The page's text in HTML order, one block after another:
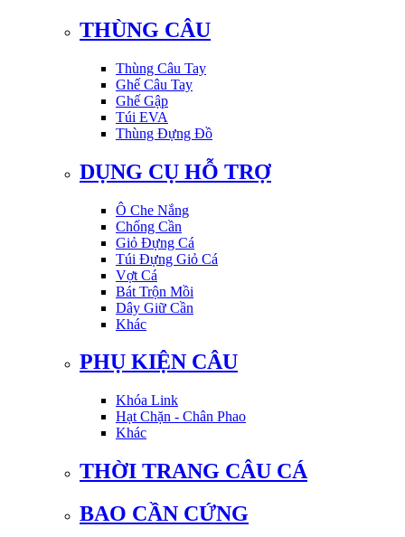
THÙNG CÂU
Thùng Câu Tay
Ghế Câu Tay
Ghế Gập
Túi EVA
Thùng Đựng Đồ
DỤNG CỤ HỖ TRỢ
Ô Che Nắng
Chống Cần
Giỏ Đựng Cá
Túi Đựng Giỏ Cá
Vợt Cá
Bát Trộn Mồi
Dây Giữ Cần
Khác
PHỤ KIỆN CÂU
Khóa Link
Hạt Chặn - Chân Phao
Khác
THỜI TRANG CÂU CÁ
BAO CẦN CỨNG